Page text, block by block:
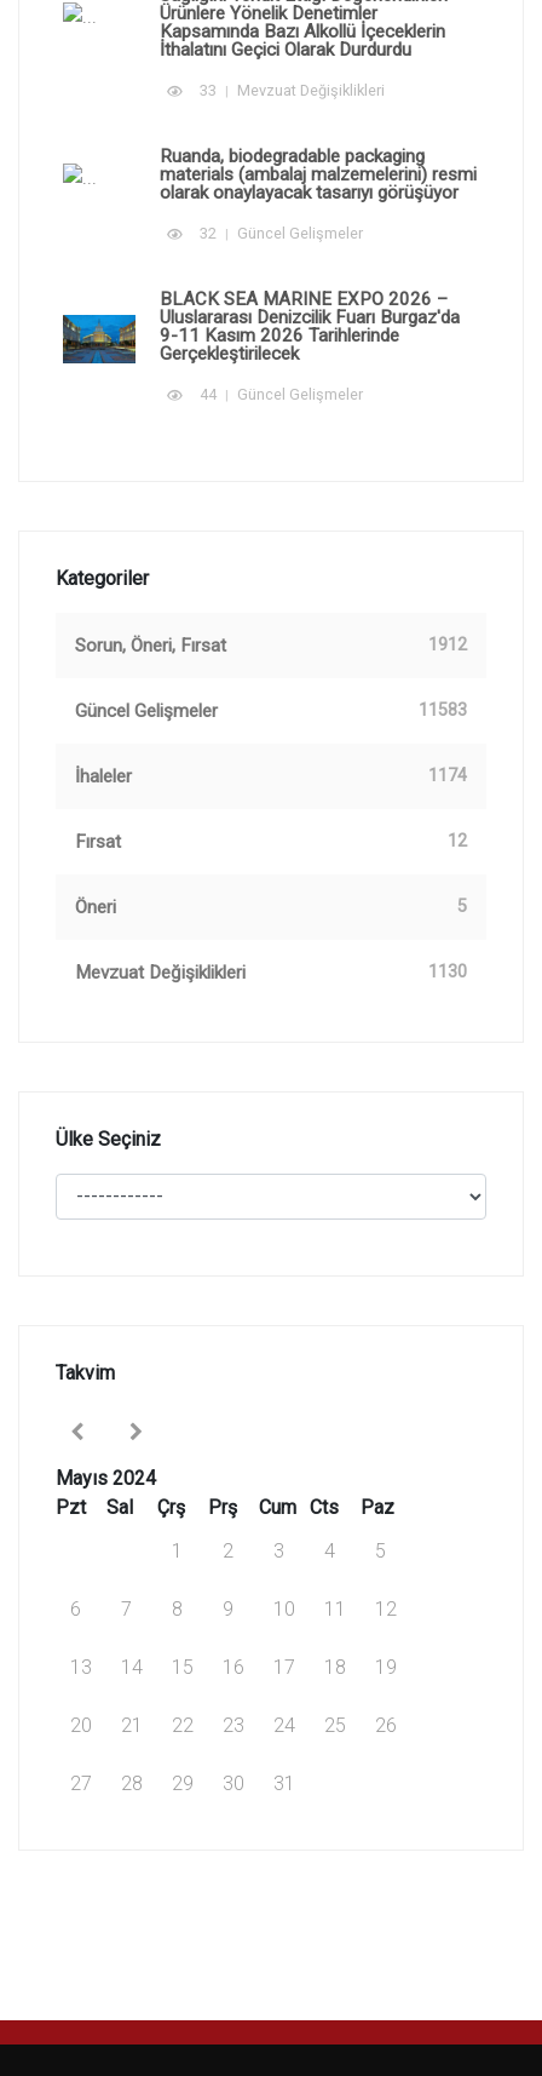
Ürünlere Yönelik Denetimler
Kapsamında Bazı Alkollü İçeceklerin
İthalatını Geçici Olarak Durdurdu
33 Mevzuat Değişiklikleri
Ruanda, biodegradable packaging
materials (ambalaj malzemelerini) resmi
olarak onaylayacak tasarıyı görüşüyor
32 Güncel Gelişmeler
BLACK SEA MARINE EXPO 2026 –
Uluslararası Denizcilik Fuarı Burgaz'da
9-11 Kasım 2026 Tarihlerinde
Gerçekleştirilecek
44 Güncel Gelişmeler
Kategoriler
Sorun, Öneri, Fırsat 1912
Güncel Gelişmeler 11583
İhaleler 1174
Fırsat 12
Öneri 5
Mevzuat Değişiklikleri 1130
Ülke Seçiniz
Takvim
Mayıs 2024
Pzt
Sal Çrş Prş Cum Cts
Paz
1
2 3 4 5
6 7 8 9 10 11 12
13 14 15 16 17 18 19
20 21 22 23 24 25 26
27 28 29 30 31